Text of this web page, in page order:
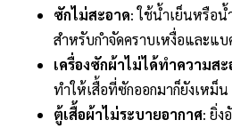
ซักไม่สะอาด: ใช้น้ำเย็นหรือน้
สำหรับกำจัดคราบเหงื่อและแบ
เครื่องซักผ้าไม่ได้ทำความสะ
ทำให้เสื้อที่ซักออกมาก็ยังเหม็น
ตู้เสื้อผ้าไม่ระบายอากาศ: ยิ่ง